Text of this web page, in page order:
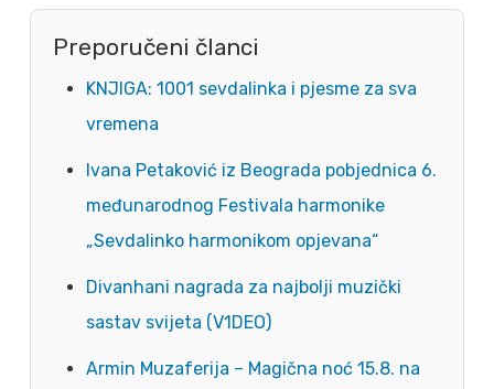
Preporučeni članci
KNJIGA: 1001 sevdalinka i pjesme za sva
vremena
Ivana Petaković iz Beograda pobjednica 6.
međunarodnog Festivala harmonike
„Sevdalinko harmonikom opjevana“
Divanhani nagrada za najbolji muzički
sastav svijeta (V1DEO)
Armin Muzaferija – Magična noć 15.8. na